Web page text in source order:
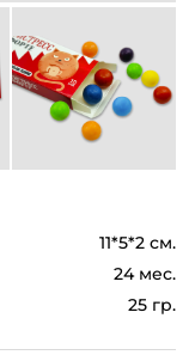
11*5*2 см.
24 мес.
25 гр.